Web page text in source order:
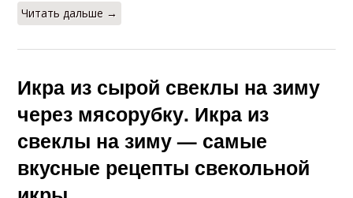
Читать дальше →
Икра из сырой свеклы на зиму
через мясорубку. Икра из
свеклы на зиму — самые
вкусные рецепты свекольной